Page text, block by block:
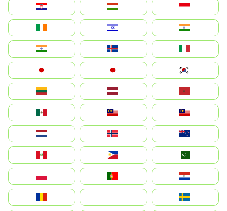
Hrvatska
Magyarország
Indonesia
Ireland
ישראל
भारत
India
Ísland
Italia
Japan
日本
대한민국
Lietuva
Latvija
Maroc
México
Malaysia (MS)
Malaysia
Nederland
Norge
New Zealand
Perú
Philippines
Pakistan
Polska
Portugal
Paraguay
România
На русском
Sweden